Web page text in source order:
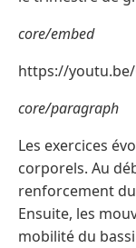
core/embed
https://youtu.be/
core/paragraph
Les exercices
corporels. Au
renforcement
Ensuite, les
mobilité du